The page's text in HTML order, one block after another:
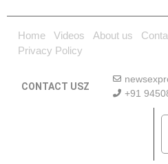
Home Videos About us
Privacy Policy
CONTACT USZ
+91